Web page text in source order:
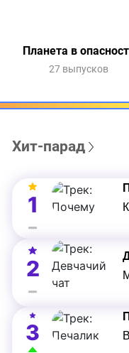
Планета в
27 выпусков
Хит-парад
1
2
3